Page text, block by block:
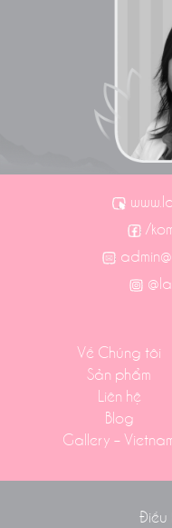
/
Về Chúng tôi
Sản phẩm
Liên hệ
Blog
Gallery –
Điều